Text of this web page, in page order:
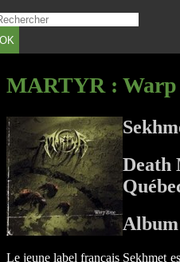
OK
MARTYR :
Death
Le jeune label français Sekhmet